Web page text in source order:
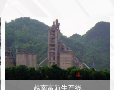
越南富新生产线